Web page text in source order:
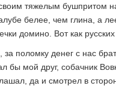
тяжелым бушпритом
белее, чем глина, а
домино. Вот как русских
за поломку денег с нас
бы мой друг, собачник
да и смотрел в